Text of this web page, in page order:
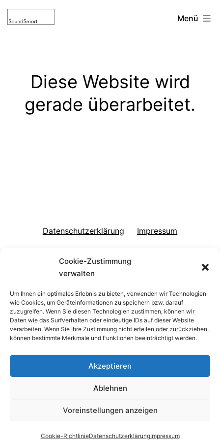
Cookie-Zustimmung
verwalten
Um Ihnen ein optimales Erlebnis zu bieten, verwenden wir Technologien
wie Cookies, um Geräteinformationen zu speichern bzw. darauf
zuzugreifen. Wenn Sie diesen Technologien zustimmen, können wir
Daten wie das Surfverhalten oder eindeutige IDs auf dieser Website
verarbeiten. Wenn Sie Ihre Zustimmung nicht erteilen oder zurückziehen,
können bestimmte Merkmale und Funktionen beeinträchtigt werden.
Akzeptieren
Ablehnen
Voreinstellungen anzeigen
Cookie-RichtlinieDatenschutzerklärungImpressum
Zum
Inhalt
SoundSmart
Menü
Diese Website wird
gerade überarbeitet.
Datenschutzerklärung Impressum
Cookie-Richtlinie (EU)
Not affiliated with Bang & Olufsen A/S